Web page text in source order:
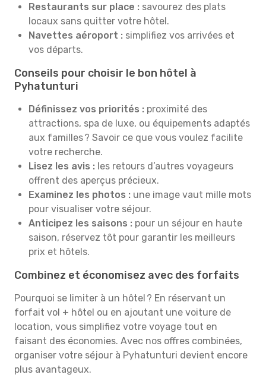
Restaurants sur place : savourez des plats
locaux sans quitter votre hôtel.
Navettes aéroport : simplifiez vos arrivées et
vos départs.
Conseils pour choisir le bon hôtel à
Pyhatunturi
Définissez vos priorités : proximité des
attractions, spa de luxe, ou équipements adaptés
aux familles ? Savoir ce que vous voulez facilite
votre recherche.
Lisez les avis : les retours d’autres voyageurs
offrent des aperçus précieux.
Examinez les photos : une image vaut mille mots
pour visualiser votre séjour.
Anticipez les saisons : pour un séjour en haute
saison, réservez tôt pour garantir les meilleurs
prix et hôtels.
Combinez et économisez avec des forfaits
Pourquoi se limiter à un hôtel ? En réservant un
forfait vol + hôtel ou en ajoutant une voiture de
location, vous simplifiez votre voyage tout en
faisant des économies. Avec nos offres combinées,
organiser votre séjour à Pyhatunturi devient encore
plus avantageux.